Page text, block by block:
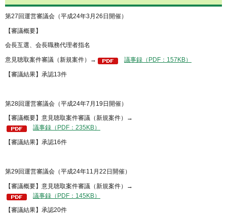
第27回運営審議会（平成24年3月26日開催）
【審議概要】
会長互選、会長職務代理者指名
意見聴取案件審議（新規案件）→ 議事録（PDF：157KB）
【審議結果】承認13件
第28回運営審議会（平成24年7月19日開催）
【審議概要】意見聴取案件審議（新規案件）→
議事録（PDF：235KB）
【審議結果】承認16件
第29回運営審議会（平成24年11月22日開催）
【審議概要】意見聴取案件審議（新規案件）→
議事録（PDF：145KB）
【審議結果】承認20件